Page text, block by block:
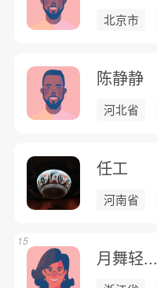
北京市
陈静静
河北省
任工
河南省
月舞轻...
15